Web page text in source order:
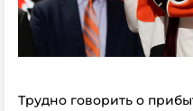
Трудно говорить о